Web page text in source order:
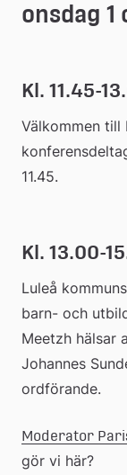
onsdag
Kl. 11.45-
Välkommen till
11.45.
Kl. 13.00-
Luleå
barn- och
Meetzh hälsar
Johannes
ordförande.
Moderator
gör vi här?